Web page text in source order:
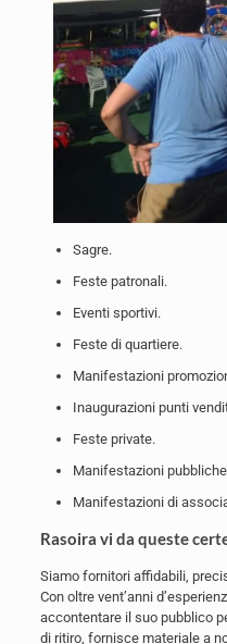
Sagre.
Feste patronali.
Eventi sportivi.
Feste di quartiere.
Manifestazioni
Inaugurazioni punti
Feste private.
Manifestazioni
Manifestazioni di
Rasoira vi da queste
Siamo fornitori affidabili,
Con oltre vent’anni
accontentare il suo pubblico
di ritiro, fornisce materiale a